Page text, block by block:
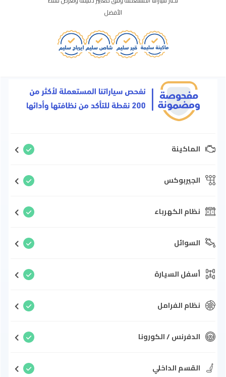
الأفضل
الماكينة
الجيربوكس
نظام الكهرباء
السوائل
أسفل السيارة
نظام الفرامل
الدفرنس / الكورونا
القسم الداخلي